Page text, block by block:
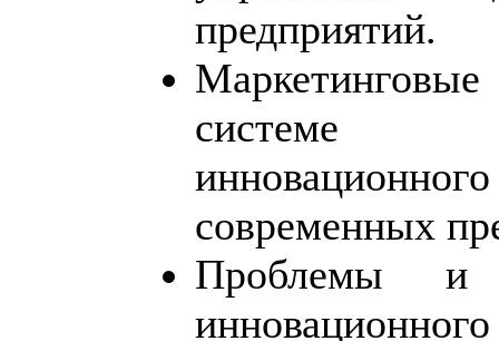
предприятий.
системе
современных
Проблемы и